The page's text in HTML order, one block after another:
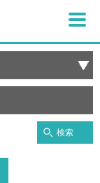
検索